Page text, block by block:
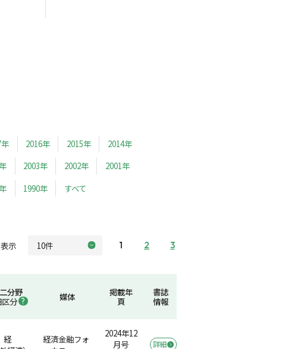
2016年 2015年
2014年
2003年 2002年
2001年
1990年 すべて
示 1 2 3
分野
区分
媒体
掲載年
頁
書誌
情報
経
経済金融フォ
2024年12
月号
詳細